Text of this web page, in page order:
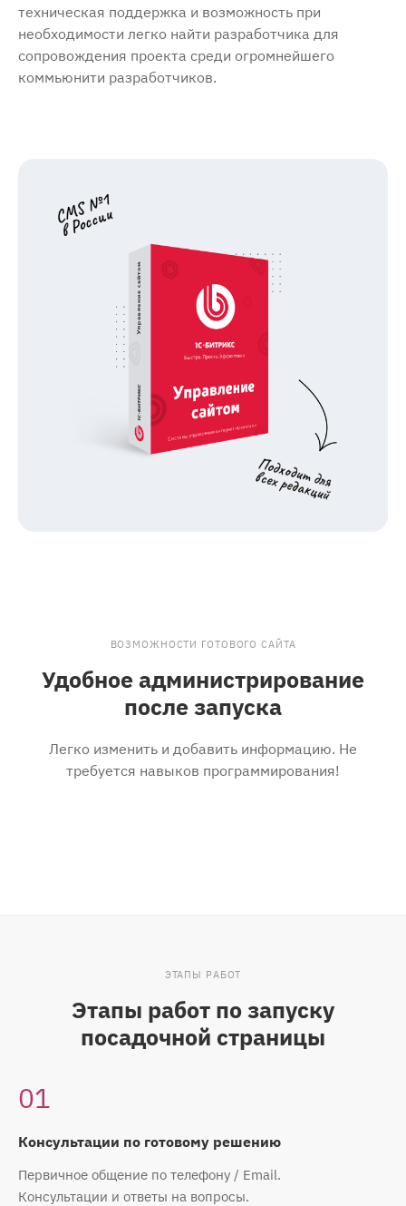
техническая поддержка и возможность при
необходимости легко найти разработчика для
сопровождения проекта среди огромнейшего
коммьюнити разработчиков.
ВОЗМОЖНОСТИ ГОТОВОГО САЙТА
Удобное администрирование
после запуска
Легко изменить и добавить информацию. Не
требуется навыков программирования!
ЭТАПЫ РАБОТ
Этапы работ по запуску
посадочной страницы
01
Консультации по готовому решению
Первичное общение по телефону / Email.
Консультации и ответы на вопросы.